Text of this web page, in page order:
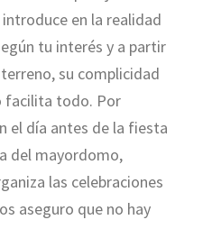
en la realidad
tu interés y a partir
su complicidad
facilita todo. Por
el día antes de la fiesta
del mayordomo,
las celebraciones
aseguro que no hay